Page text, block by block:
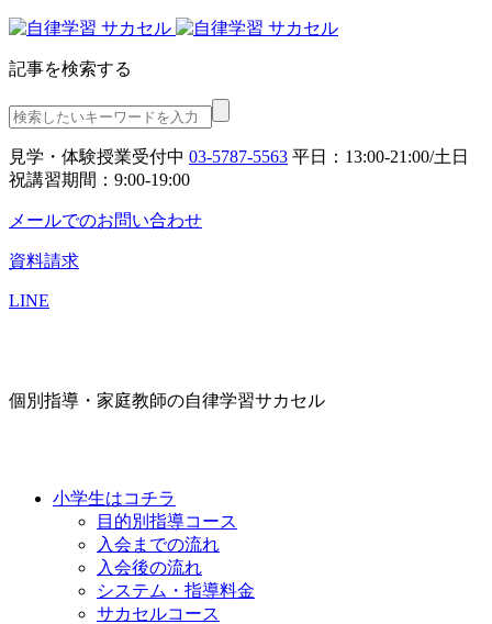
記事を検索する
見学・体験授業受付中 03-5787-5563 平日：13:00-21:00/土日
祝講習期間：9:00-19:00
メールでのお問い合わせ
資料請求
LINE
個別指導・家庭教師の自律学習サカセル
小学生はコチラ
目的別指導コース
入会までの流れ
入会後の流れ
システム・指導料金
サカセルコース